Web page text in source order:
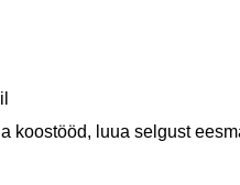
koostööd, luua selgust